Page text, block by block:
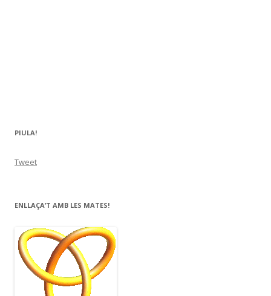
PIULA!
Tweet
ENLLAÇA’T AMB LES MATES!